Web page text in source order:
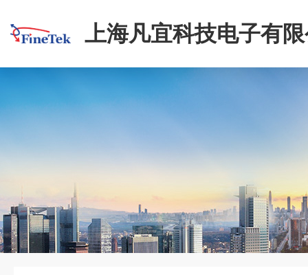
上海凡宜科技电子有